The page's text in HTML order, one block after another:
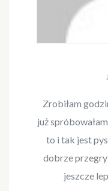
Zrobiłam
już
to i tak jest
dobrze
jeszcze